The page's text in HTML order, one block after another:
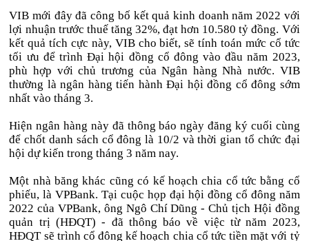
VIB mới đây đã công bố kết quả kinh doanh năm 2022 với
lợi nhuận trước thuế tăng 32%, đạt hơn 10.580 tỷ đồng. Với
kết quả tích cực này, VIB cho biết, sẽ tính toán mức cổ tức
tối ưu để trình Đại hội đồng cổ đông vào đầu năm 2023,
phù hợp với chủ trương của Ngân hàng Nhà nước. VIB
thường là ngân hàng tiến hành Đại hội đồng cổ đông sớm
nhất vào tháng 3.
Hiện ngân hàng này đã thông báo ngày đăng ký cuối cùng
để chốt danh sách cổ đông là 10/2 và thời gian tổ chức đại
hội dự kiến trong tháng 3 năm nay.
Một nhà băng khác cũng có kế hoạch chia cổ tức bằng cổ
phiếu, là VPBank. Tại cuộc họp đại hội đồng cổ đông năm
2022 của VPBank, ông Ngô Chí Dũng - Chủ tịch Hội đồng
quản trị (HĐQT) - đã thông báo về việc từ năm 2023,
HĐQT sẽ trình cổ đông kế hoạch chia cổ tức tiền mặt với tỷ